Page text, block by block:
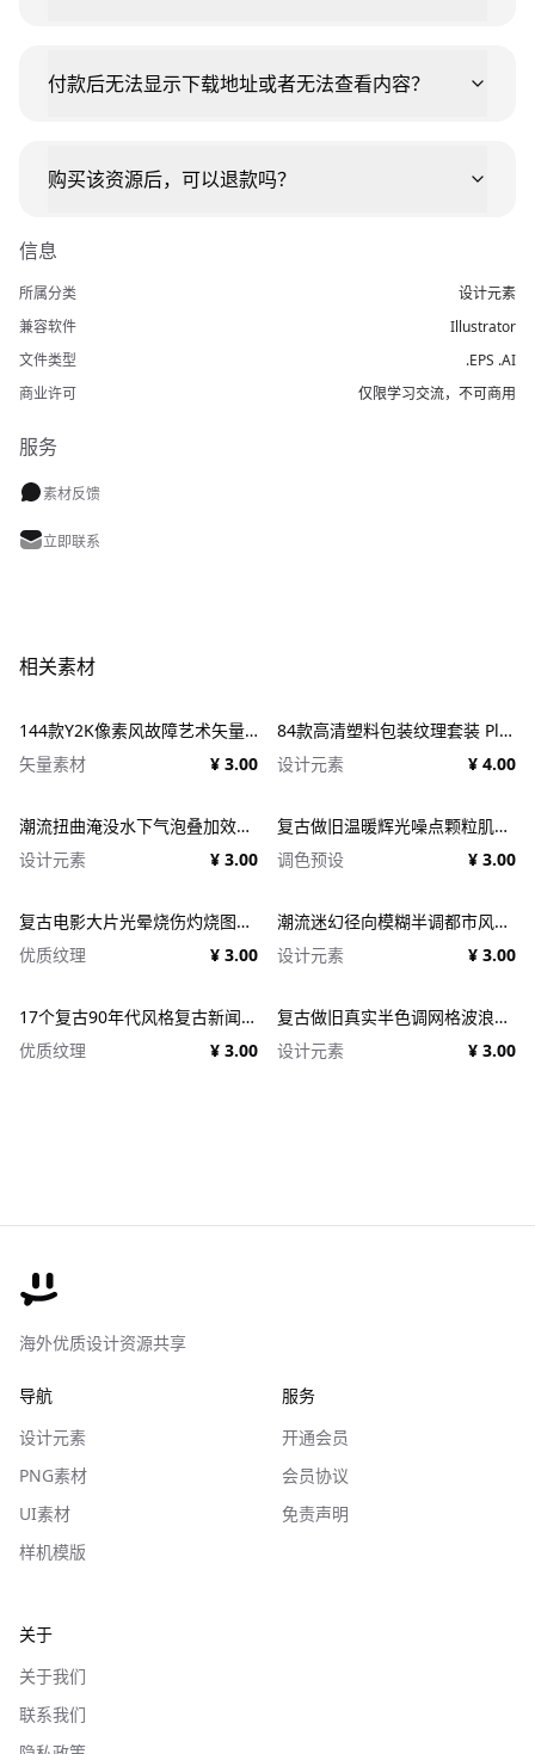
付款后无法显示下载地址或者无法查看内容？
购买该资源后，可以退款吗？
信息
所属分类
设计元素
兼容软件
Illustrator
文件类型
.EPS .AI
商业许可
仅限学习交流，不可商用
服务
素材反馈
立即联系
相关素材
144款Y2K像素风故障艺术矢量元素 Dithering Bitmap Vector Shapes Collection
矢量素材
¥ 3.00
84款高清塑料包装纹理套装 Plastic Textures
设计元素
¥ 4.00
潮流扭曲淹没水下气泡叠加效果照片人像修图PS特效滤镜插件样机 Deluge Underwater Photo Effect
设计元素
¥ 3.00
复古做旧温暖辉光噪点颗粒肌理人像图像修图PS特效滤镜插件样机模板+LUT调色预设 EFCO LOOKS: VERSION 1.0
调色预设
¥ 3.00
复古电影大片光晕烧伤灼烧图片照片后期处理特效PSD样机 Light Leaks Overlays Template
优质纹理
¥ 3.00
潮流迷幻径向模糊半调都市风人像图像PS修图特效滤镜样机模板 Halftone Spinning Blur Photo Effect
设计元素
¥ 3.00
17个复古90年代风格复古新闻纸纹理广告PSD模板 1950s Style Retro Ad Templates
优质纹理
¥ 3.00
复古做旧真实半色调网格波浪印刷肌理特效PSD设计图片照片处理特效生成器 Goblin Printer - Halftone Effects
设计元素
¥ 3.00
海外优质设计资源共享
导航
设计元素
PNG素材
UI素材
样机模版
服务
开通会员
会员协议
免责声明
关于
关于我们
联系我们